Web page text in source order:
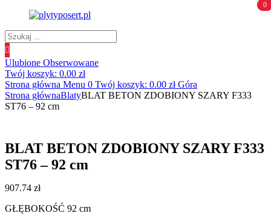
Wyszukiwanie
produktów
0
Ulubione Obserwowane
0
Twój koszyk: 0.00 zł
Strona główna Menu 0 Twój koszyk: 0.00 zł Góra
Strona głównaBlatyBLAT BETON ZDOBIONY SZARY F333
ST76 – 92 cm
BLAT BETON ZDOBIONY SZARY F333
ST76 – 92 cm
907.74 zł
GŁĘBOKOŚĆ 92 cm